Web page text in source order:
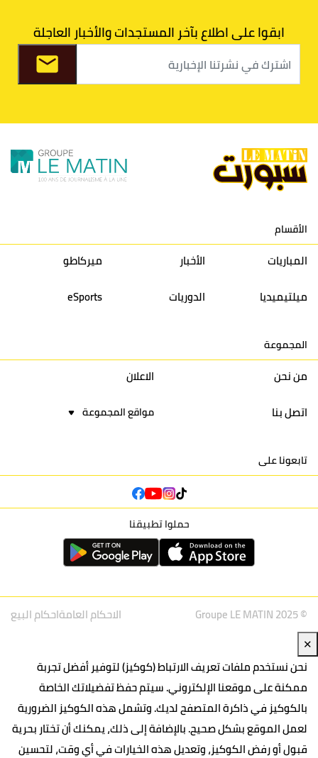
36
9 الكوكب المراكشي 30
27
26
36
10 النادي المكناسي 30
24
33
36
11 نادي النهضة زمامرة 30
28
37
33
13 إتحاد تواركة 30
32
40
31
16 نادي أولمبيك آسفي 30
24
42
22
ابقوا على اطلاع بآخر المستجدات والأخبار العاجلة
الأقسام
المباريات الأخبار
ميركاطو
ميلتيميديا
الدوريات eSports
المجموعة
من نحن
الاعلان
اتصل بنا
مواقع المجموعة
تابعونا على
حملوا تطبيقنا
© Groupe LE MATIN 2025 الاحكام العامةاحكام البيع
✕
نحن نستخدم ملفات تعريف الارتباط (كوكيز) لتوفير أفضل تجربة
ممكنة على موقعنا الإلكتروني. سيتم حفظ تفضيلاتك الخاصة
بالكوكيز في ذاكرة المتصفح لديك. وتشمل هذه الكوكيز الضرورية
لعمل الموقع بشكل صحيح. بالإضافة إلى ذلك، يمكنك أن تختار بحرية
قبول أو رفض الكوكيز، وتعديل هذه الخيارات في أي وقت، لتحسين